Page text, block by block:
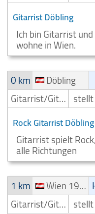
Gitarrist Döbling
Ich bin Gitarrist
wohne in Wien.
0 km
Döbling
Gitarrist/Gitarrenspieler
Rock Gitarrist Döbling
Gitarrist spielt
alle Richtungen
1 km
Wien 19. Bezirk (Döbling)
Gitarrist/Gitarrenspieler